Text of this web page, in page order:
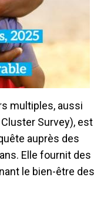
multiples, aussi
Survey), est
auprès des
Elle fournit des
le bien-être des